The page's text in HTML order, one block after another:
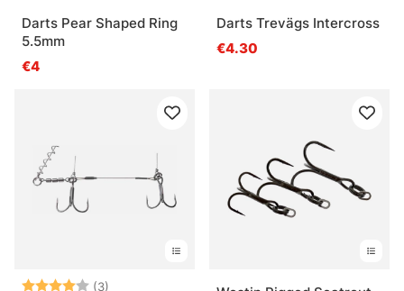
Darts Pear Shaped Ring
5.5mm
€4
Darts Trevägs Intercross
€4.30
Beoordeling:
(3)